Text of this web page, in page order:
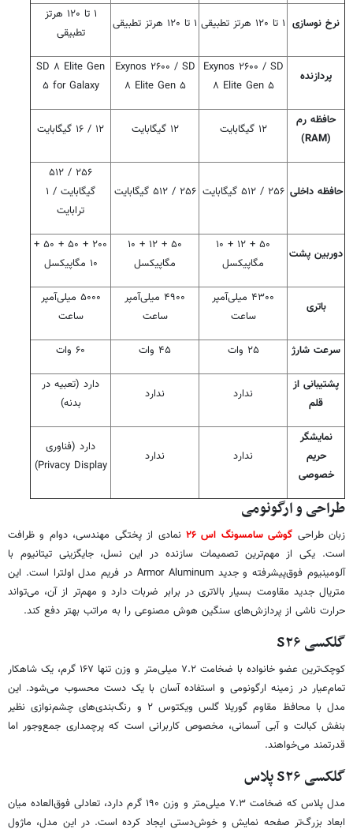
نرخ نوسازی ۱ تا ۱۲۰ هرتز تطبیقی ۱ تا ۱۲۰ هرتز تطبیقی
۱ تا ۱۲۰ هرتز
تطبیقی
پردازنده
Exynos ۲۶۰۰ / SD
۸ Elite Gen ۵
Exynos ۲۶۰۰ / SD
۸ Elite Gen ۵
SD ۸ Elite Gen
۵ for Galaxy
حافظه رم
(RAM)
۱۲ گیگابایت ۱۲ گیگابایت ۱۲ / ۱۶ گیگابایت
حافظه داخلی ۲۵۶ / ۵۱۲ گیگابایت ۲۵۶ / ۵۱۲ گیگابایت
۲۵۶ / ۵۱۲
گیگابایت / ۱
ترابایت
دوربین پشت
۵۰ + ۱۲ + ۱۰
مگاپیکسل
۵۰ + ۱۲ + ۱۰
مگاپیکسل
۲۰۰ + ۵۰ + ۵۰ +
۱۰ مگاپیکسل
باتری
۴۳۰۰ میلی‌آمپر
ساعت
۴۹۰۰ میلی‌آمپر
ساعت
۵۰۰۰ میلی‌آمپر
ساعت
سرعت شارژ ۲۵ وات ۴۵ وات ۶۰ وات
پشتیبانی از
قلم
ندارد ندارد
دارد (تعبیه در
بدنه)
نمایشگر
حریم
خصوصی
ندارد ندارد
دارد (فناوری
Privacy Display)
طراحی و ارگونومی
زبان طراحی گوشی سامسونگ اس ۲۶
نمادی از پختگی مهندسی، دوام و ظرافت
است. یکی از مهم‌ترین تصمیمات سازنده در این نسل، جایگزینی تیتانیوم با
آلومینیوم فوق‌پیشرفته و جدید Armor Aluminum در فریم مدل اولترا است. این
متریال جدید مقاومت بسیار بالاتری در برابر ضربات دارد و مهم‌تر از آن، می‌تواند
حرارت ناشی از پردازش‌های سنگین هوش مصنوعی را به مراتب بهتر دفع کند.
گلکسی S۲۶
کوچک‌ترین عضو خانواده با ضخامت ۷.۲ میلی‌متر و وزن تنها ۱۶۷ گرم، یک شاهکار
تمام‌عیار در زمینه ارگونومی و استفاده آسان با یک دست محسوب می‌شود. این
مدل با محافظ مقاوم گوریلا گلس ویکتوس ۲ و رنگ‌بندی‌های چشم‌نوازی نظیر
بنفش کبالت و آبی آسمانی، مخصوص کاربرانی است که پرچمداری جمع‌وجور اما
قدرتمند می‌خواهند.
گلکسی S۲۶ پلاس
مدل پلاس که ضخامت ۷.۳ میلی‌متر و وزن ۱۹۰ گرم دارد، تعادلی فوق‌العاده میان
ابعاد بزرگ‌تر صفحه نمایش و خوش‌دستی ایجاد کرده است. در این مدل، ماژول